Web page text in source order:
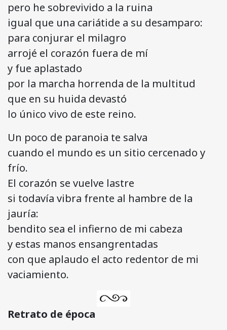
pero he sobrevivido a la ruina
igual que una cariátide a su desamparo:
para conjurar el milagro
arrojé el corazón fuera de mí
y fue aplastado
por la marcha horrenda de la multitud
que en su huida devastó
lo único vivo de este reino.
Un poco de paranoia te salva
cuando el mundo es un sitio cercenado y
frío.
El corazón se vuelve lastre
si todavía vibra frente al hambre de la
jauría:
bendito sea el infierno de mi cabeza
y estas manos ensangrentadas
con que aplaudo el acto redentor de mi
vaciamiento.
Retrato de época